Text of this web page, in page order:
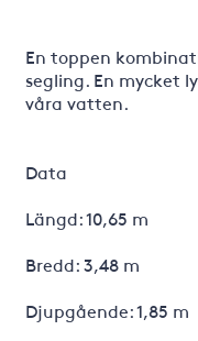
En toppen
segling. En mycket
våra vatten.
Data
Längd: 10,65 m
Bredd: 3,48 m
Djupgående: 1,85 m